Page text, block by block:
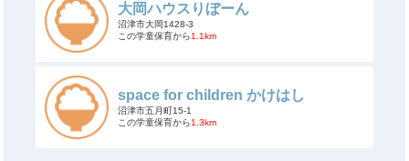
大岡ハウスりぼーん
沼津市大岡1428-3
この学童保育から1.1km
space for children かけはし
沼津市五月町15-1
この学童保育から1.3km